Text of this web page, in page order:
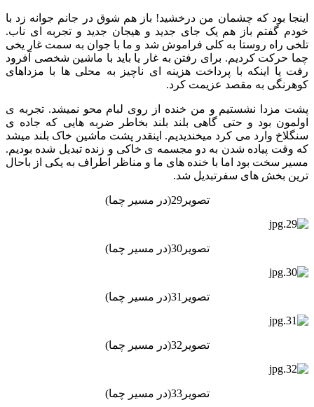
اینجا بود که چشمان من درخشید! باز هم شوق در جانم جوانه زد با
خودم گفتم باز هم یک جای جدید و هیجان جدید و تجربه ای ناب.
تلخی راه روستا به کلی فراموش شد و ما با جوان به سمت غار یخی
چما حرکت کردیم. برای رفتن به غار یا باید با ماشین شخصی آفرود
رفت یا اینکه با پرداخت هزینه ای ناچیز به محلی ها با مزداهای
کوهرنگی به مقصد عزیمت کرد.
پشت مزدا نشستیم و من خنده از روی لبام محو نمیشد. تجربه ی
اولمون بود و حتی گاهی بلند بلند بخاطر ضربه هایی که جاده ی
سنگلاخ وارد می کرد میخندیدیم. اینقدر پشت ماشین خاک بلند میشد
که وقت پیاده شدن به دو مجسمه ی خاکی و زنده تبدیل شده بودیم.
مسیر سخت بود اما با خنده های ما و مناظر اطراف به یکی از باحال
ترین بخش های سفرتبدیل شد.
تصویر29(در مسیر چما)
تصویر30(در مسیر چما)
تصویر31(در مسیر چما)
تصویر32(در مسیر چما)
تصویر33(در مسیر چما)